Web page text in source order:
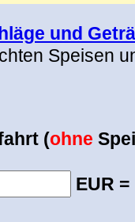
und
Speisen
(ohne
EUR